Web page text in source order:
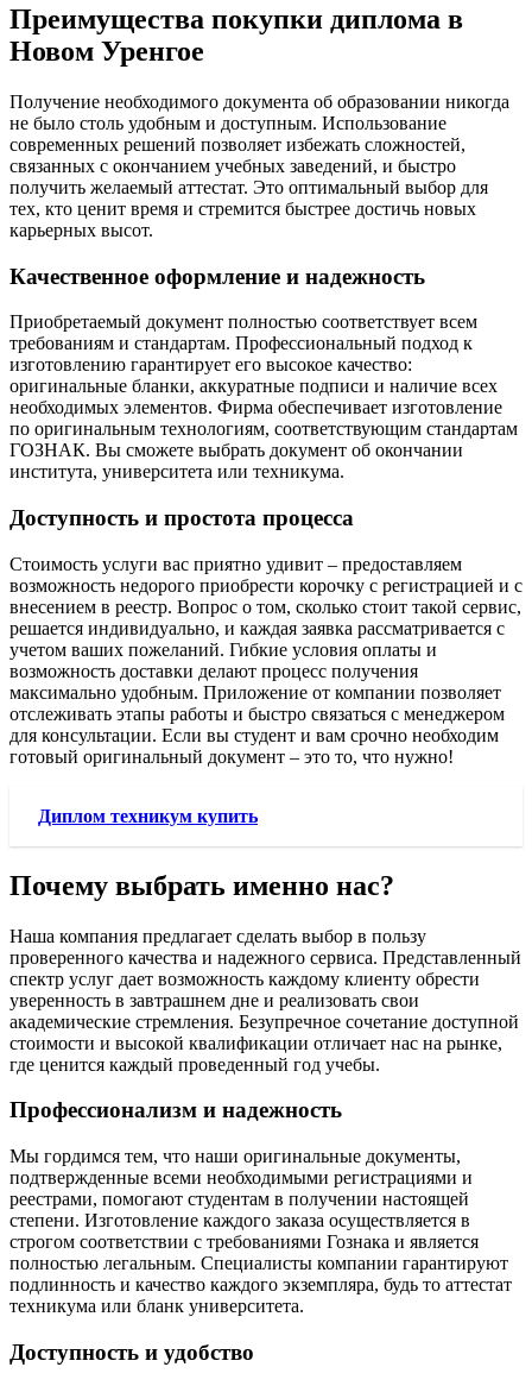
Преимущества покупки диплома в
Новом Уренгое
Получение необходимого документа об образовании никогда
не было столь удобным и доступным. Использование
современных решений позволяет избежать сложностей,
связанных с окончанием учебных заведений, и быстро
получить желаемый аттестат. Это оптимальный выбор для
тех, кто ценит время и стремится быстрее достичь новых
карьерных высот.
Качественное оформление и надежность
Приобретаемый документ полностью соответствует всем
требованиям и стандартам. Профессиональный подход к
изготовлению гарантирует его высокое качество:
оригинальные бланки, аккуратные подписи и наличие всех
необходимых элементов. Фирма обеспечивает изготовление
по оригинальным технологиям, соответствующим стандартам
ГОЗНАК. Вы сможете выбрать документ об окончании
института, университета или техникума.
Доступность и простота процесса
Стоимость услуги вас приятно удивит – предоставляем
возможность недорого приобрести корочку с регистрацией и с
внесением в реестр. Вопрос о том, сколько стоит такой сервис,
решается индивидуально, и каждая заявка рассматривается с
учетом ваших пожеланий. Гибкие условия оплаты и
возможность доставки делают процесс получения
максимально удобным. Приложение от компании позволяет
отслеживать этапы работы и быстро связаться с менеджером
для консультации. Если вы студент и вам срочно необходим
готовый оригинальный документ – это то, что нужно!
Диплом техникум купить
Почему выбрать именно нас?
Наша компания предлагает сделать выбор в пользу
проверенного качества и надежного сервиса. Представленный
спектр услуг дает возможность каждому клиенту обрести
уверенность в завтрашнем дне и реализовать свои
академические стремления. Безупречное сочетание доступной
стоимости и высокой квалификации отличает нас на рынке,
где ценится каждый проведенный год учебы.
Профессионализм и надежность
Мы гордимся тем, что наши оригинальные документы,
подтвержденные всеми необходимыми регистрациями и
реестрами, помогают студентам в получении настоящей
степени. Изготовление каждого заказа осуществляется в
строгом соответствии с требованиями Гознака и является
полностью легальным. Специалисты компании гарантируют
подлинность и качество каждого экземпляра, будь то аттестат
техникума или бланк университета.
Доступность и удобство